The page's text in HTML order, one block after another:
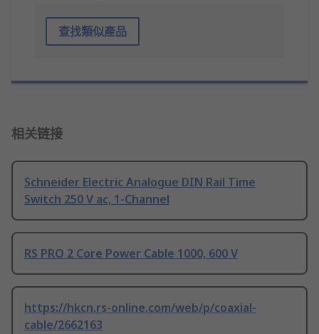
查找類似產品
相关链接
Schneider Electric Analogue DIN Rail Time
Switch 250 V ac, 1-Channel
RS PRO 2 Core Power Cable 1000, 600 V
https://hkcn.rs-online.com/web/p/coaxial-
cable/2662163